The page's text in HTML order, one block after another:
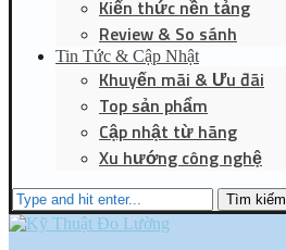
Kiến thức nền tảng
Review & So sánh
Tin Tức & Cập Nhật
Khuyến mãi & Ưu đãi
Top sản phẩm
Cập nhật từ hãng
Xu hướng công nghệ
Tìm kiếm